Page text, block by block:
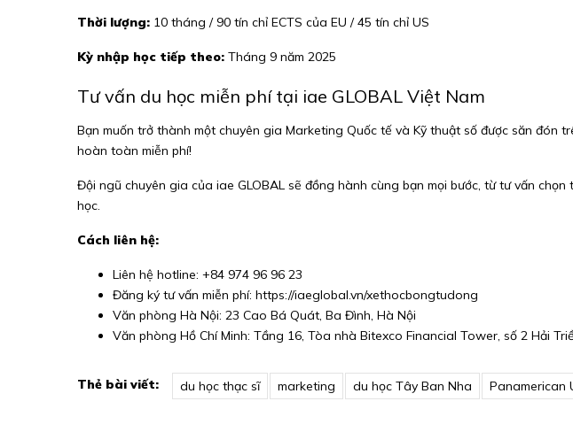
Thời lượng: 10 tháng / 90 tín chỉ ECTS của EU / 45 tín chỉ US
Kỳ nhập học tiếp theo: Tháng 9 năm 2025
Tư vấn du học miễn phí tại iae GLOBAL Việt Nam
Bạn muốn trở thành một chuyên gia Marketing Quốc tế và Kỹ thuật số được săn đón
hoàn toàn miễn phí!
Đội ngũ chuyên gia của iae GLOBAL sẽ đồng hành cùng bạn mọi bước, từ tư vấn
học.
Cách liên hệ:
Liên hệ hotline: +84 974 96 96 23
Đăng ký tư vấn miễn phí: https://iaeglobal.vn/xethocbongtudong
Văn phòng Hà Nội: 23 Cao Bá Quát, Ba Đình, Hà Nội
Văn phòng Hồ Chí Minh: Tầng 16, Tòa nhà Bitexco Financial Tower, số 2 Hải
Thẻ bài viết: du học thạc sĩ marketing du học Tây Ban Nha Panamerican